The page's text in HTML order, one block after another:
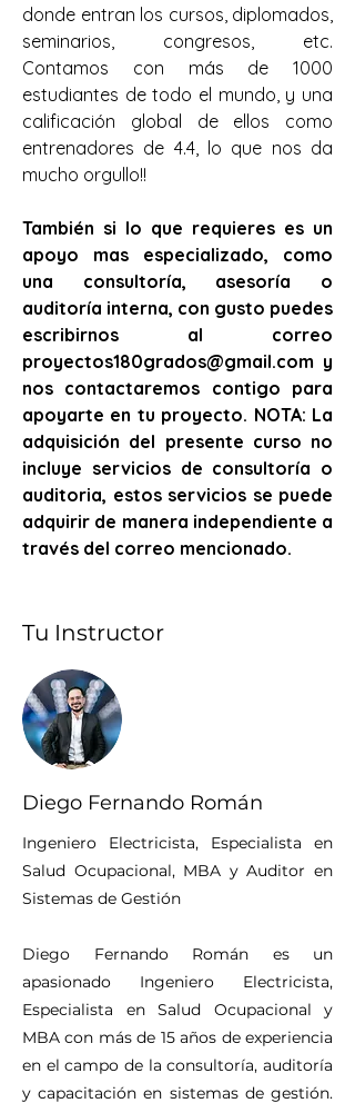
donde entran los cursos, diplomados,
seminarios, congresos, etc.
Contamos con más de 1000
estudiantes de todo el mundo, y una
calificación global de ellos como
entrenadores de 4.4, lo que nos da
mucho orgullo!!
También si lo que requieres es un
apoyo mas especializado, como
una consultoría, asesoría o
auditoría interna, con gusto puedes
escribirnos al correo
proyectos180grados@gmail.com y
nos contactaremos contigo para
apoyarte en tu proyecto. NOTA: La
adquisición del presente curso no
incluye servicios de consultoría o
auditoria, estos servicios se puede
adquirir de manera independiente a
través del correo mencionado.
Tu Instructor
Diego Fernando Román
Ingeniero Electricista, Especialista en
Salud Ocupacional, MBA y Auditor en
Sistemas de Gestión
Diego Fernando Román es un
apasionado Ingeniero Electricista,
Especialista en Salud Ocupacional y
MBA con más de 15 años de experiencia
en el campo de la consultoría, auditoría
y capacitación en sistemas de gestión.